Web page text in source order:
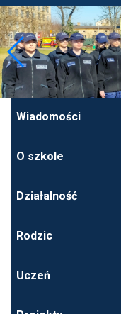
Wiadomości
O szkole
Działalność
Rodzic
Uczeń